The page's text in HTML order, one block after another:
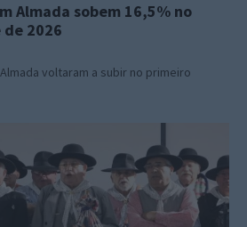
Almada sobem 16,5% no
2026
voltaram a subir no primeiro